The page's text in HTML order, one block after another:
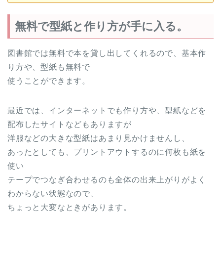
無料で型紙と作り方が手に入る。
図書館では無料で本を貸し出してくれるので、基本作
り方や、型紙も無料で
使うことができます。
最近では、インターネットでも作り方や、型紙などを
配布したサイトなどもありますが
洋服などの大きな型紙はあまり見かけませんし、
あったとしても、プリントアウトするのに何枚も紙を
使い
テープでつなぎ合わせるのも全体の出来上がりがよく
わからない状態なので、
ちょっと大変なときがあります。